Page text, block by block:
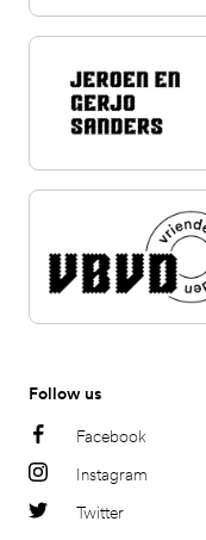
Follow us
Facebook
Instagram
Twitter